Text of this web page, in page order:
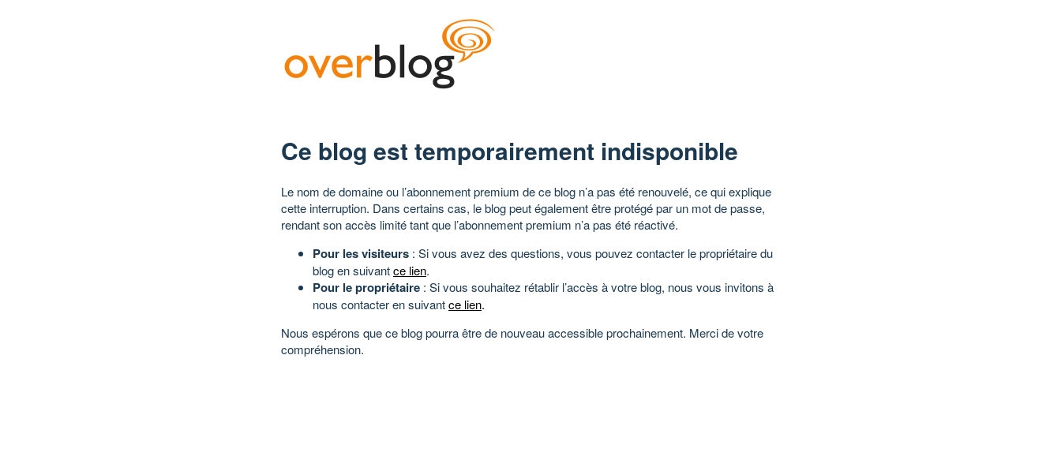
Ce blog est temporairement indisponible
Le nom de domaine ou l’abonnement premium de ce blog n’a pas été renouvelé, ce qui explique
cette interruption. Dans certains cas, le blog peut également être protégé par un mot de passe,
rendant son accès limité tant que l’abonnement premium n’a pas été réactivé.
Pour les visiteurs : Si vous avez des questions, vous pouvez contacter le propriétaire du
blog en suivantce lien.
Pour le propriétaire : Si vous souhaitez rétablir l’accès à votre blog, nous vous invitons à
nous contacter en suivantce lien.
Nous espérons que ce blog pourra être de nouveau accessible prochainement. Merci de votre
compréhension.